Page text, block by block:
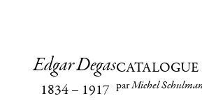
Edgar Degas
1834– 1917 parMichel